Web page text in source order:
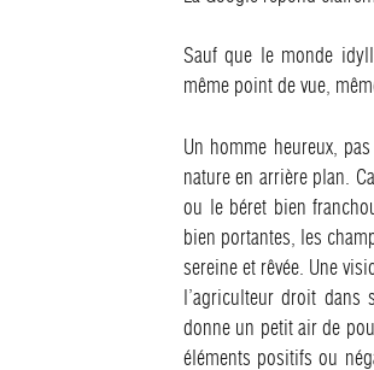
Sauf que le monde
même point de vue,
Un homme heureux,
nature en arrière plan.
ou le béret bien
bien portantes, les
sereine et rêvée. Une
l’agriculteur droit
donne un petit air de
éléments positifs ou